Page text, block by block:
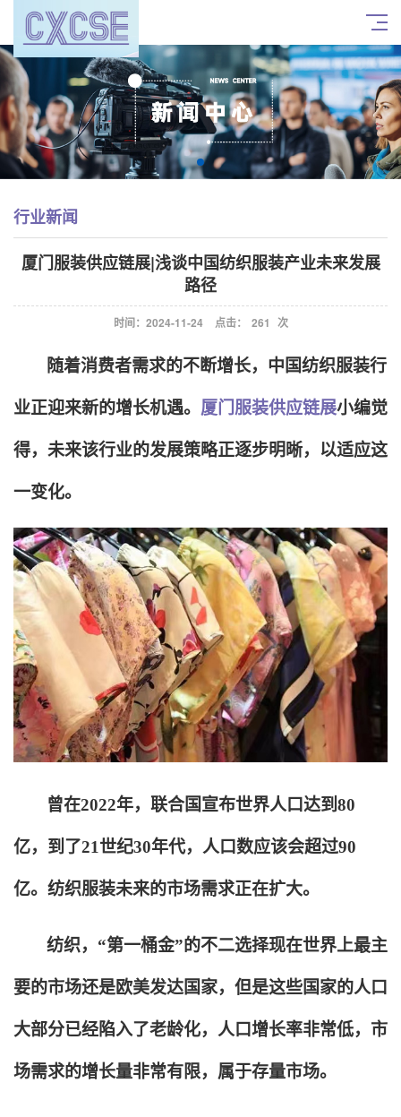
行业新闻
厦门服装供应链展|浅谈中国纺织服装产业未来发展
路径
时间：2024-11-24 点击： 261 次
随着消费者需求的不断增长，中国纺织服装行
业正迎来新的增长机遇。 厦门服装供应链展小编觉
得，未来该行业的发展策略正逐步明晰，以适应这
一变化。
曾在2022年，联合国宣布世界人口达到80
亿，到了21世纪30年代，人口数应该会超过90
亿。纺织服装未来的市场需求正在扩大。
纺织，“第一桶金”的不二选择现在世界上最主
要的市场还是欧美发达国家，但是这些国家的人口
大部分已经陷入了老龄化，人口增长率非常低，市
场需求的增长量非常有限，属于存量市场。